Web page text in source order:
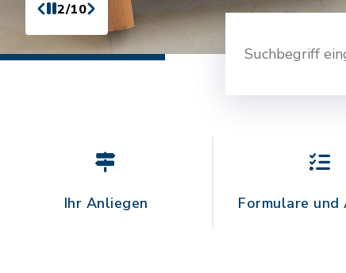
Suche
Ihr Anliegen Formulare und
2/10